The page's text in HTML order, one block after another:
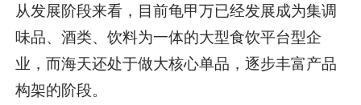
从发展阶段来看，目前龟甲万已经发展成为集调
味品、酒类、饮料为一体的大型食饮平台型企
业，而海天还处于做大核心单品，逐步丰富产品
构架的阶段。